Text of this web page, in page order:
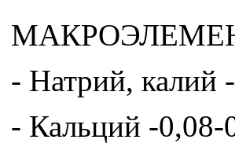
- Натрий, калий
- Кальций -0,08-